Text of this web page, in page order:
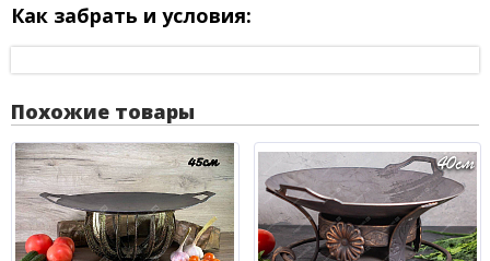
Как забрать и условия:
Похожие товары